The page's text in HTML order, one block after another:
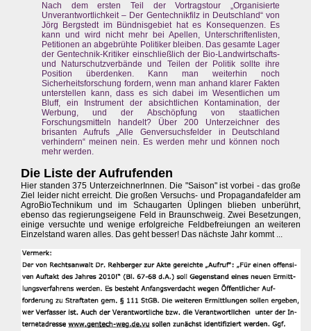
Nach dem ersten Teil der Vortragstour „Organisierte
Unverantwortlichkeit – Der Gentechnikfilz in Deutschland“ von
Jörg Bergstedt im Bündnisgebiet hat es Konsequenzen. Es
kann und wird nicht mehr bei Apellen, Unterschriftenlisten,
Petitionen an abgebrühte Politiker bleiben. Das gesamte Lager
der Gentechnik-Kritiker einschließlich der Bio-Landwirtschafts-
und Naturschutzverbände und Teilen der Politik sollte ihre
Position überdenken. Kann man weiterhin noch
Sicherheitsforschung fordern, wenn man anhand klarer Fakten
unterstellen kann, dass es sich dabei im Wesentlichen um
Bluff, ein Instrument der absichtlichen Kontamination, der
Werbung, und der Abschöpfung von staatlichen
Forschungsmitteln handelt? Über 200 Unterzeichner des
brisanten Aufrufs „Alle Genversuchsfelder in Deutschland
verhindern“ meinen nein. Es werden mehr und können noch
mehr werden.
Die Liste der Aufrufenden
Hier standen 375 UnterzeichnerInnen. Die "Saison" ist vorbei - das große
Ziel leider nicht erreicht. Die großen Versuchs- und Propagandafelder am
AgroBioTechnikum und im Schaugarten Üplingen blieben unberührt,
ebenso das regierungseigene Feld in Braunschweig. Zwei Besetzungen,
einige versuchte und wenige erfolgreiche Feldbefreiungen an weiteren
Einzelstand waren alles. Das geht besser! Das nächste Jahr kommt ...